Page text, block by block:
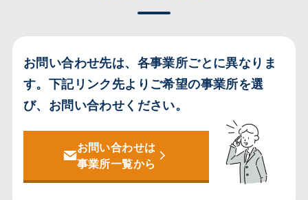
お問い合わせ先は、各事業所ごとに異なりま
す。 下記リンク先よりご希望の事業所を選
び、お問い合わせください。
お問い合わせは
事業所一覧から